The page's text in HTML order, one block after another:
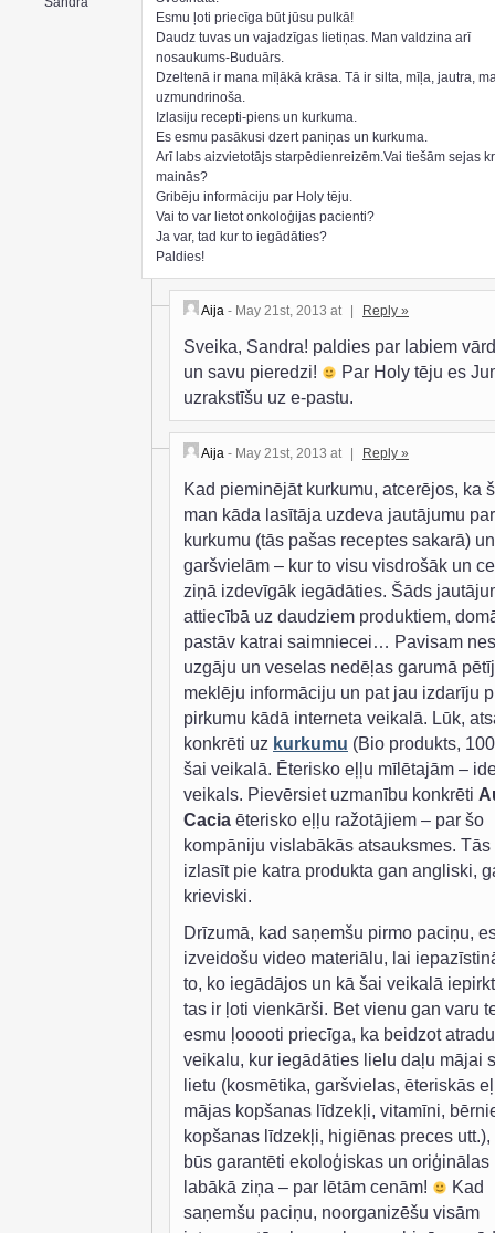
Esmu ļoti priecīga būt jūsu pulkā!
Daudz tuvas un vajadzīgas lietiņas. Man valdzina arī
nosaukums-Buduārs.
Dzeltenā ir mana mīļākā krāsa. Tā ir silta, mīļa, jautra,
uzmundrinoša.
Izlasiju recepti-piens un kurkuma.
Es esmu pasākusi dzert paniņas un kurkuma.
Arī labs aizvietotājs starpēdienreizēm.Vai tiešām sejas
mainās?
Gribēju informāciju par Holy tēju.
Vai to var lietot onkoloģijas pacienti?
Ja var, tad kur to iegādāties?
Paldies!
Aija - May 21st, 2013 at | Reply »
Sveika, Sandra! paldies par labiem
un savu pieredzi!
Par Holy tēju es
uzrakstīšu uz e-pastu.
Aija - May 21st, 2013 at Reply »
Kad pieminējāt kurkumu, atcerējos, ka
man kāda lasītāja uzdeva jautājumu par
kurkumu (tās pašas receptes sakarā) un
garšvielām – kur to visu visdrošāk un
ziņā izdevīgāk iegādāties. Šāds
attiecībā uz daudziem produktiem,
pastāv katrai saimniecei… Pavisam
uzgāju un veselas nedēļas garumā
meklēju informāciju un pat jau izdarīju
pirkumu kādā interneta veikalā. Lūk,
konkrēti uz kurkumu (Bio produkts,
šai veikalā. Ēterisko eļļu mīlētajām –
veikals. Pievērsiet uzmanību konkrēti
Cacia ēterisko eļļu ražotājiem – par šo
kompāniju vislabākās atsauksmes. Tās
izlasīt pie katra produkta gan angliski,
krieviski.
Drīzumā, kad saņemšu pirmo paciņu,
izveidošu video materiālu, lai
to, ko iegādājos un kā šai veikalā
tas ir ļoti vienkārši. Bet vienu gan varu
esmu ļooooti priecīga, ka beidzot atradu
veikalu, kur iegādāties lielu daļu mājai
lietu (kosmētika, garšvielas, ēteriskās
mājas kopšanas līdzekļi, vitamīni,
kopšanas līdzekļi, higiēnas preces utt.),
būs garantēti ekoloģiskas un oriģinālas
labākā ziņa – par lētām cenām!
Kad
saņemšu paciņu, noorganizēšu visām